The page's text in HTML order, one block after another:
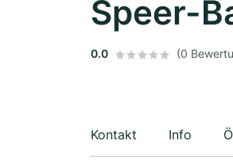
Speer-
0.0 (0
Kontakt Info